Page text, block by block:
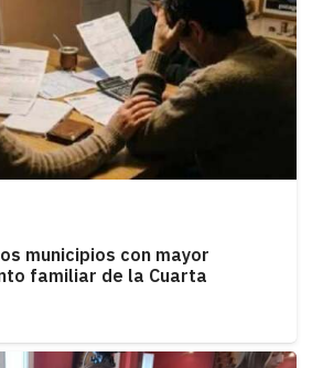
municipios con mayor
familiar de la Cuarta